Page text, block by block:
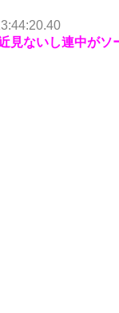
見ないし連中がソ